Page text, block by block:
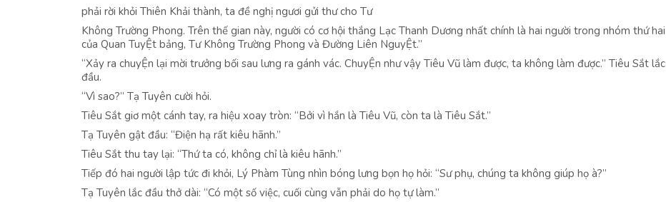
phải rời khỏi Thiên Khải thành, ta đề nghị ngươi gửi thư cho Tư
Không Trường Phong. Trên thế gian này, người có cơ hội thắng Lạc Thanh Dương nhất chính là hai người trong nhóm thứ hai
của Quan TuyỆt bảng, Tư Không Trường Phong và Đường Liên NguyỆt.”
“Xảy ra chuyỆn lại mời trưởng bối sau lưng ra gánh vác. ChuyỆn như vậy Tiêu Vũ làm được, ta không làm được.” Tiêu Sắt lắc
đầu.
“Vì sao?” Tạ Tuyên cười hỏi.
Tiêu Sắt giơ một cánh tay, ra hiệu xoay tròn: “Bởi vì hắn là Tiêu Vũ, còn ta là Tiêu Sắt.”
Tạ Tuyên gật đầu: “Điện hạ rất kiêu hãnh.”
Tiêu Sắt thu tay lại: “Thứ ta có, không chỉ là kiêu hãnh.”
Tiếp đó hai người lập tức đi khỏi, Lý Phàm Tùng nhìn bóng lưng bọn họ hỏi: “Sư phụ, chúng ta không giúp họ à?”
Tạ Tuyên lắc đầu thở dài: “Có một số việc, cuối cùng vẫn phải do họ tự làm.”